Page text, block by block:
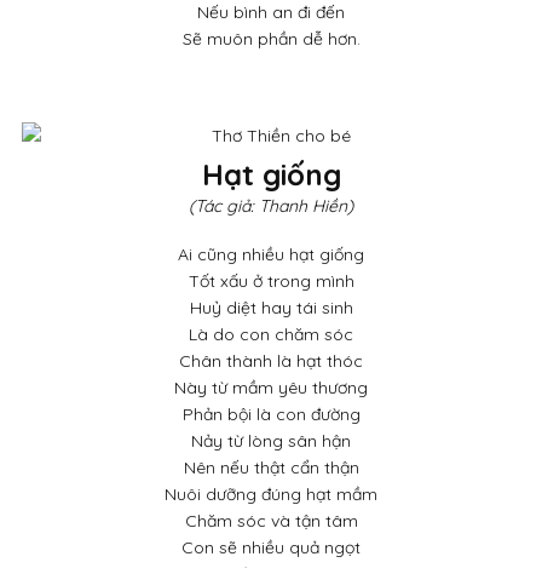
Nếu bình an đi đến
Sẽ muôn phần dễ hơn.
Hạt giống
(Tác giả: Thanh Hiền)
Ai cũng nhiều hạt giống
Tốt xấu ở trong mình
Huỷ diệt hay tái sinh
Là do con chăm sóc
Chân thành là hạt thóc
Này từ mầm yêu thương
Phản bội là con đường
Nảy từ lòng sân hận
Nên nếu thật cẩn thận
Nuôi dưỡng đúng hạt mầm
Chăm sóc và tận tâm
Con sẽ nhiều quả ngọt